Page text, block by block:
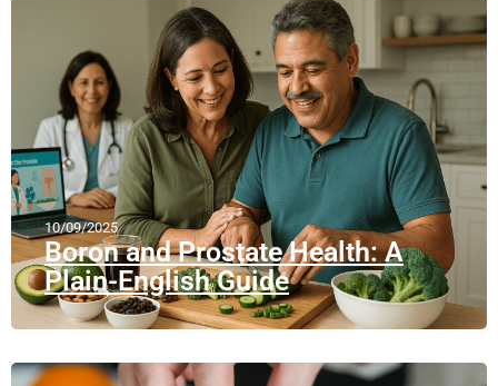
10/09/2025
Boron and Prostate Health: A
Plain-English Guide